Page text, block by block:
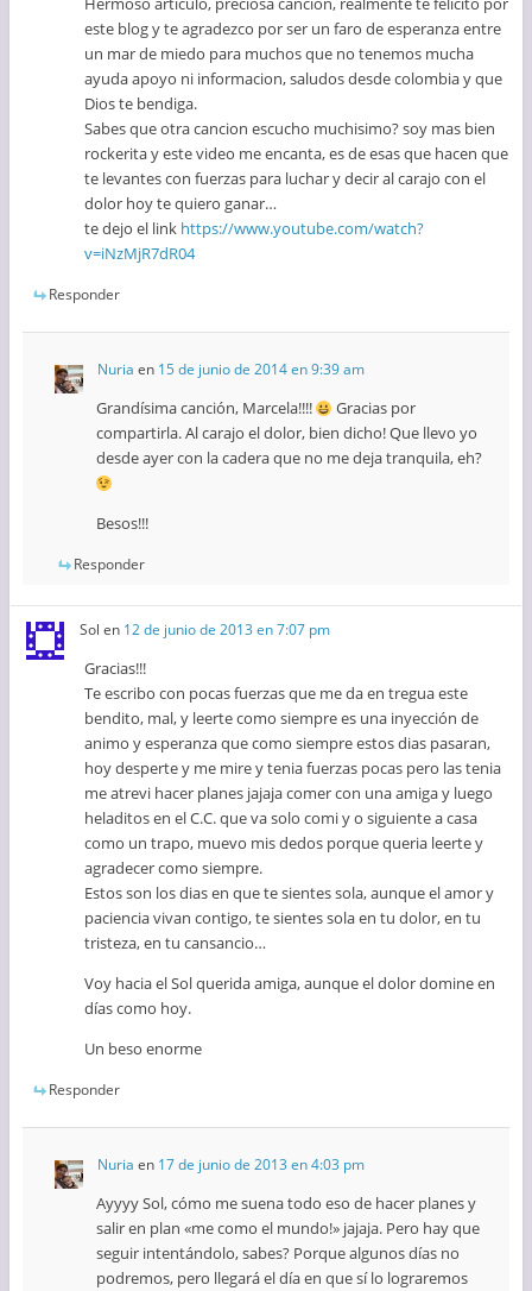
este blog y te agradezco por ser un faro de esperanza entre
un mar de miedo para muchos que no tenemos mucha
ayuda apoyo ni informacion, saludos desde colombia y que
Dios te bendiga.
Sabes que otra cancion escucho muchisimo? soy mas bien
rockerita y este video me encanta, es de esas que hacen que
te levantes con fuerzas para luchar y decir al carajo con el
dolor hoy te quiero ganar…
te dejo el link https://www.youtube.com/watch?
v=iNzMjR7dR04
Responder
Nuria en 15 de junio de 2014 en 9:39 am
Grandísima canción, Marcela!!!!
Gracias por
compartirla. Al carajo el dolor, bien dicho! Que llevo yo
desde ayer con la cadera que no me deja tranquila, eh?
Besos!!!
Responder
Sol en 12 de junio de 2013 en 7:07 pm
Gracias!!!
Te escribo con pocas fuerzas que me da en tregua este
bendito, mal, y leerte como siempre es una inyección de
animo y esperanza que como siempre estos dias pasaran,
hoy desperte y me mire y tenia fuerzas pocas pero las tenia
me atrevi hacer planes jajaja comer con una amiga y luego
heladitos en el C.C. que va solo comi y o siguiente a casa
como un trapo, muevo mis dedos porque queria leerte y
agradecer como siempre.
Estos son los dias en que te sientes sola, aunque el amor y
paciencia vivan contigo, te sientes sola en tu dolor, en tu
tristeza, en tu cansancio…
Voy hacia el Sol querida amiga, aunque el dolor domine en
días como hoy.
Un beso enorme
Responder
Nuria en 17 de junio de 2013 en 4:03 pm
Ayyyy Sol, cómo me suena todo eso de hacer planes y
salir en plan «me como el mundo!» jajaja. Pero hay que
seguir intentándolo, sabes? Porque algunos días no
podremos, pero llegará el día en que sí lo lograremos